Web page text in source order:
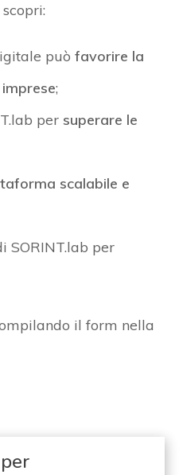
puòfavorire la
;
per superare le
scalabile e
SORINT.lab per
il form nella